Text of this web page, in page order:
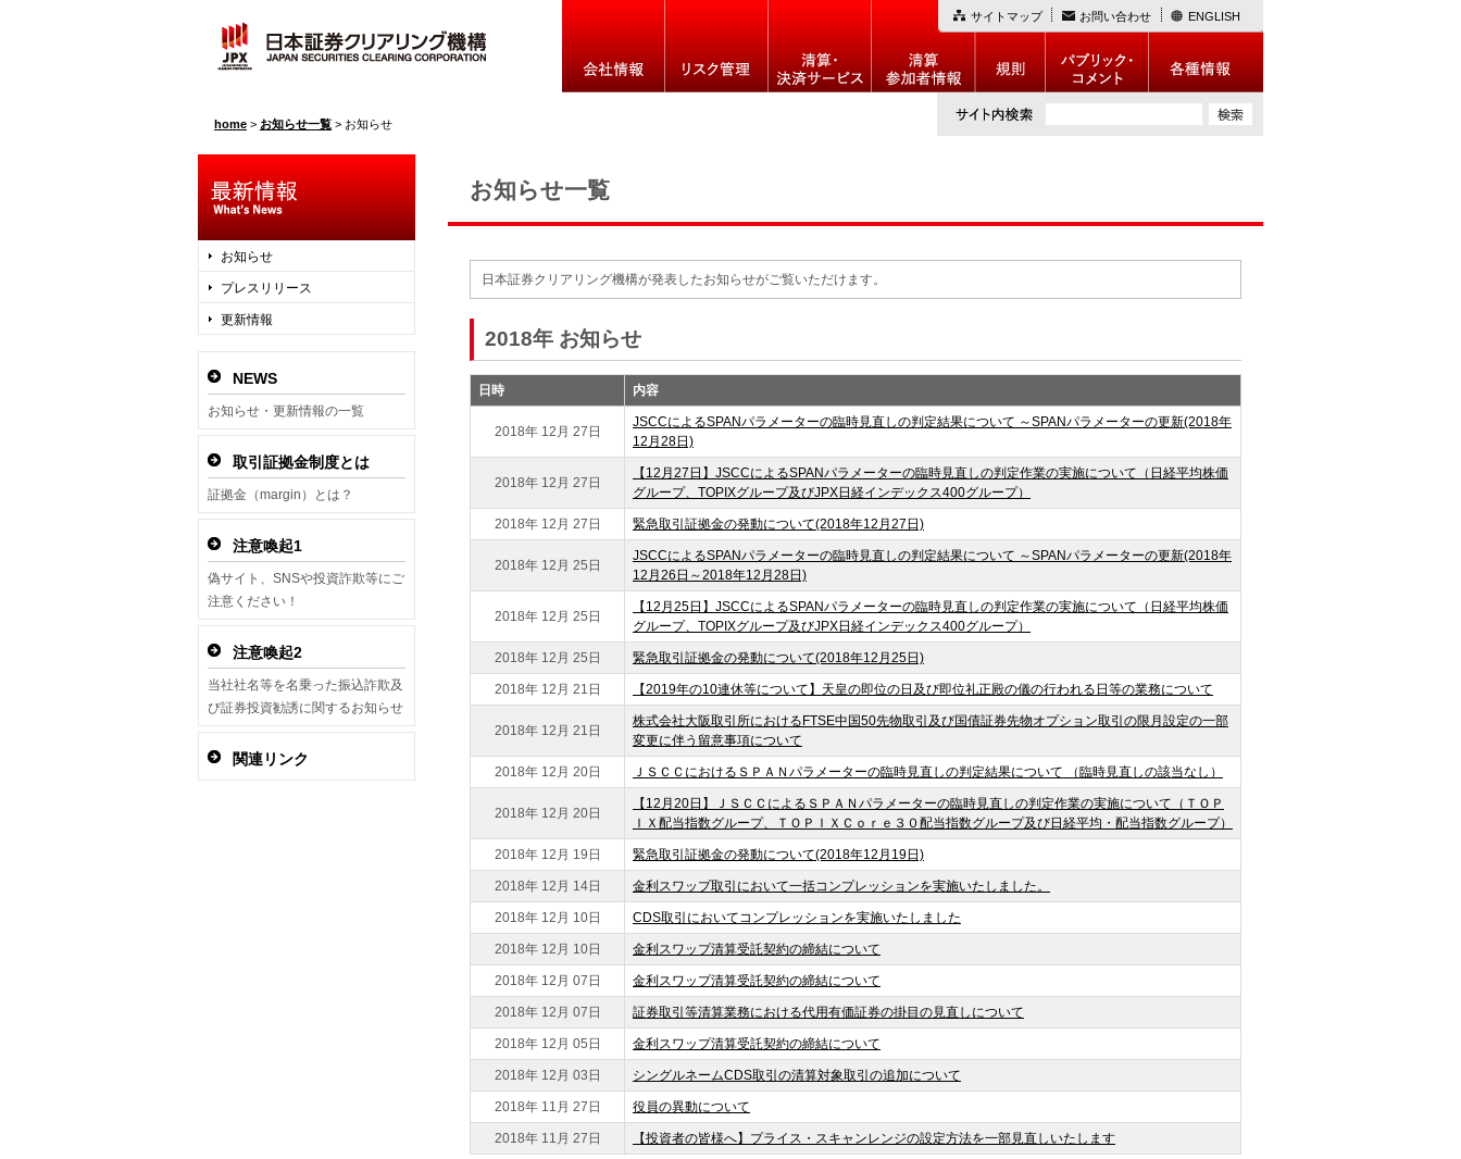
サイトマップ お問い合わせ ENGLISH
home > お知らせ一覧 > お知らせ
お知らせ一覧
日本証券クリアリング機構が発表したお知らせがご覧いただけます。
2018年 お知らせ
日時 内容
2018年 12月 27日
JSCCによるSPANパラメーターの臨時見直しの判定結果について ～SPANパラメーターの更新(2018年
12月28日)
2018年 12月 27日
【12月27日】JSCCによるSPANパラメーターの臨時見直しの判定作業の実施について（日経平均株価
グループ、TOPIXグループ及びJPX日経インデックス400グループ）
2018年 12月 27日 緊急取引証拠金の発動について(2018年12月27日)
2018年 12月 25日
JSCCによるSPANパラメーターの臨時見直しの判定結果について ～SPANパラメーターの更新(2018年
12月26日～2018年12月28日)
2018年 12月 25日
【12月25日】JSCCによるSPANパラメーターの臨時見直しの判定作業の実施について（日経平均株価
グループ、TOPIXグループ及びJPX日経インデックス400グループ）
2018年 12月 25日 緊急取引証拠金の発動について(2018年12月25日)
2018年 12月 21日 【2019年の10連休等について】天皇の即位の日及び即位礼正殿の儀の行われる日等の業務について
2018年 12月 21日
株式会社大阪取引所におけるFTSE中国50先物取引及び国債証券先物オプション取引の限月設定の一部
変更に伴う留意事項について
2018年 12月 20日 ＪＳＣＣにおけるＳＰＡＮパラメーターの臨時見直しの判定結果について （臨時見直しの該当なし）
2018年 12月 20日
【12月20日】ＪＳＣＣによるＳＰＡＮパラメーターの臨時見直しの判定作業の実施について（ＴＯＰ
ＩＸ配当指数グループ、ＴＯＰＩＸＣｏｒｅ３０配当指数グループ及び日経平均・配当指数グループ）
2018年 12月 19日 緊急取引証拠金の発動について(2018年12月19日)
2018年 12月 14日 金利スワップ取引において一括コンプレッションを実施いたしました。
2018年 12月 10日 CDS取引においてコンプレッションを実施いたしました
2018年 12月 10日 金利スワップ清算受託契約の締結について
2018年 12月 07日 金利スワップ清算受託契約の締結について
2018年 12月 07日 証券取引等清算業務における代用有価証券の掛目の見直しについて
2018年 12月 05日 金利スワップ清算受託契約の締結について
2018年 12月 03日 シングルネームCDS取引の清算対象取引の追加について
2018年 11月 27日 役員の異動について
2018年 11月 27日 【投資者の皆様へ】プライス・スキャンレンジの設定方法を一部見直しいたします
お知らせ
プレスリリース
更新情報
NEWS
お知らせ・更新情報の一覧
取引証拠金制度とは
証拠金（margin）とは？
注意喚起1
偽サイト、SNSや投資詐欺等にご
注意ください！
注意喚起2
当社社名等を名乗った振込詐欺及
び証券投資勧誘に関するお知らせ
関連リンク